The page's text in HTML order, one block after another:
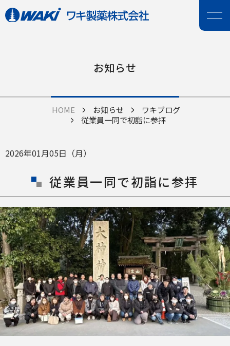
お知らせ
HOME お知らせ
ワキブログ
従業員一同で初詣に参拝
2026年01月05日（月）
従業員一同で初詣に参拝